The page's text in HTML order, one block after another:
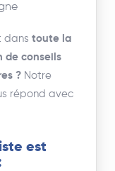
danstoute la
de conseils
? Notre
répond avec
est